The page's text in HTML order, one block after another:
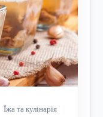
Їжа та кулінарія